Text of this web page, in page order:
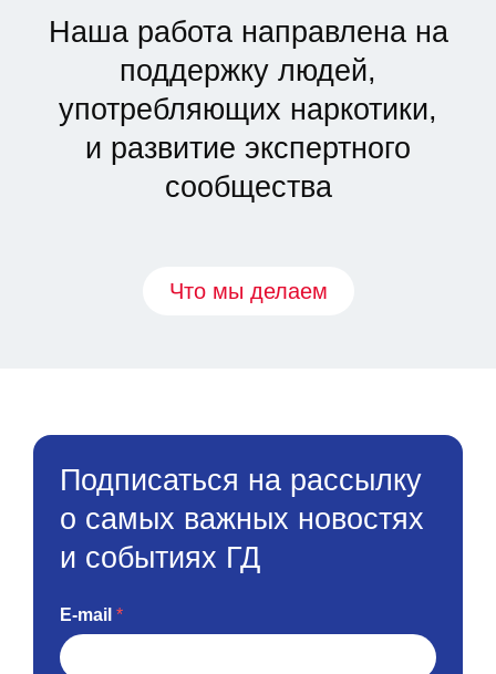
Наша работа направлена на
поддержку людей,
употребляющих наркотики,
и развитие экспертного
сообщества
Что мы делаем
Подписаться на рассылку
о самых важных новостях
и событиях ГД
E-mail